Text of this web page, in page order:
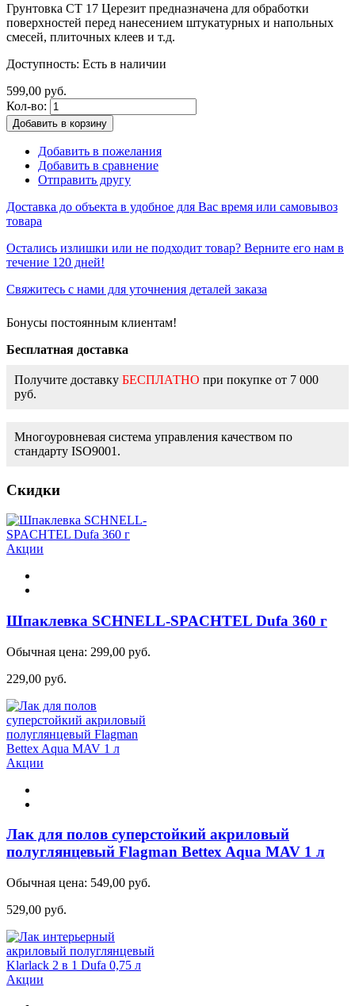
Грунтовка CT 17 Церезит предназначена для обработки
поверхностей перед нанесением штукатурных и напольных
смесей, плиточных клеев и т.д.
Доступность: Есть в наличии
599,00 руб.
Кол-во:
Добавить в корзину
Добавить в пожелания
Добавить в сравнение
Отправить другу
Доставка до объекта в удобное для Вас время или самовывоз
товара
Остались излишки или не подходит товар? Верните его нам в
течение 120 дней!
Свяжитесь с нами для уточнения деталей заказа
Бонусы постоянным клиентам!
Бесплатная доставка
Получите доставку БЕСПЛАТНО при покупке от 7 000
руб.
Многоуровневая система управления качеством по
стандарту ISO9001.
Скидки
Акции
Шпаклевка SCHNELL-SPACHTEL Dufa 360 г
Обычная цена: 299,00 руб.
229,00 руб.
Акции
Лак для полов суперстойкий акриловый
полуглянцевый Flagman Bettex Aqua MAV 1 л
Обычная цена: 549,00 руб.
529,00 руб.
Акции